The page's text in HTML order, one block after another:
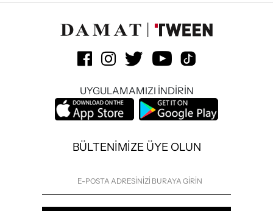
UYGULAMAMIZI İNDİRİN
BÜLTENİMİZE ÜYE OLUN